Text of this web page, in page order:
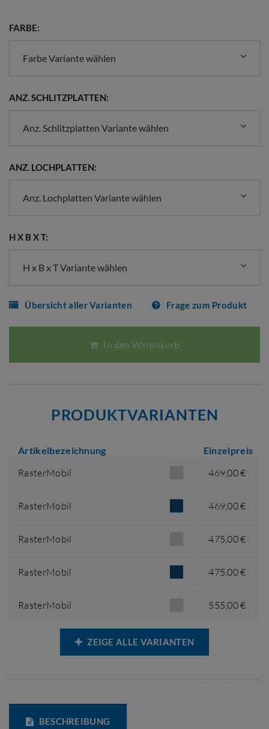
FARBE:
Farbe Variante wählen
ANZ. SCHLITZPLATTEN:
Anz. Schlitzplatten Variante wählen
ANZ. LOCHPLATTEN:
Anz. Lochplatten Variante wählen
H X B X T:
H x B x T Variante wählen
Übersicht aller Varianten Frage zum Produkt
In den Warenkorb
PRODUKTVARIANTEN
Artikelbezeichnung Einzelpreis
RasterMobil 469,00 €
RasterMobil 469,00 €
RasterMobil 475,00 €
RasterMobil 475,00 €
RasterMobil 555,00 €
ZEIGE ALLE VARIANTEN
BESCHREIBUNG